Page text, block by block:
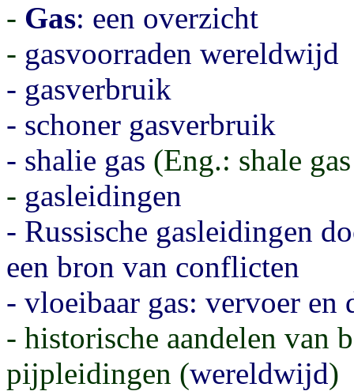
- Gas: een overzicht
- gasvoorraden wereldwijd
- gasverbruik
- schoner gasverbruik
- shalie gas (Eng.: shale
- gasleidingen
- Russische gasleidingen
een bron van conflicten
- vloeibaar gas: vervoer en
- historische aandelen van
pijpleidingen (wereldwijd)